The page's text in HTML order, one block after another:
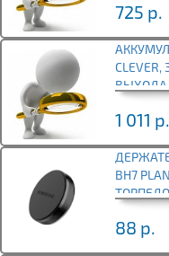
725 р.
ВЫХОДА,
1 011 р.
BH7
88 р.